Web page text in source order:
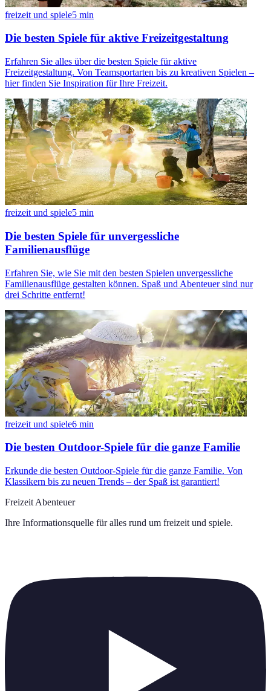
freizeit und spiele5 min
Die besten Spiele für aktive Freizeitgestaltung
Erfahren Sie alles über die besten Spiele für aktive
Freizeitgestaltung. Von Teamsportarten bis zu kreativen Spielen –
hier finden Sie Inspiration für Ihre Freizeit.
freizeit und spiele5 min
Die besten Spiele für unvergessliche
Familienausflüge
Erfahren Sie, wie Sie mit den besten Spielen unvergessliche
Familienausflüge gestalten können. Spaß und Abenteuer sind nur
drei Schritte entfernt!
freizeit und spiele6 min
Die besten Outdoor-Spiele für die ganze Familie
Erkunde die besten Outdoor-Spiele für die ganze Familie. Von
Klassikern bis zu neuen Trends – der Spaß ist garantiert!
Freizeit Abenteuer
Ihre Informationsquelle für alles rund um freizeit und spiele.